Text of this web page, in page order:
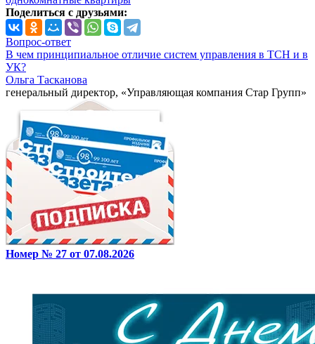
Поделиться с друзьями:
Вопрос-ответ
В чем принципиальное отличие систем управления в ТСН и в
УК?
Ольга Тасканова
генеральный директор, «Управляющая компания Стар Групп»
Номер № 27 от 07.08.2026